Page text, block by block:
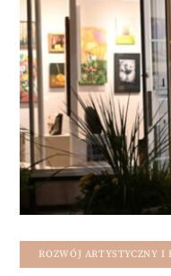
ROZWÓJ ARTYSTYCZNY I